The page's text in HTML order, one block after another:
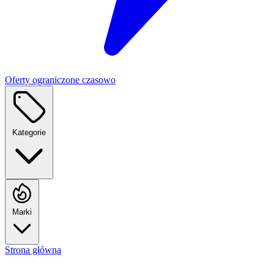
Oferty ograniczone czasowo
Kategorie
Marki
Strona główna